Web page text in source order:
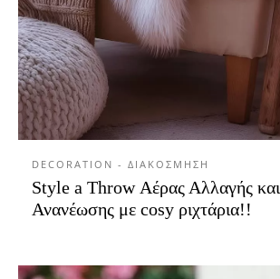
DECORATION - ΔΙΑΚΟΣΜΗΣΗ
Style a Throw Αέρας Αλλαγής και
Ανανέωσης με cosy ριχτάρια!!